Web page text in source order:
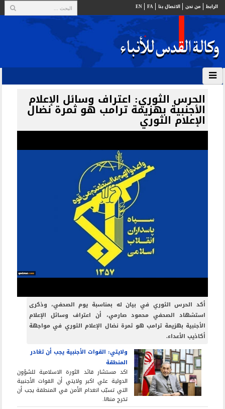
الرابط من نحن الاتصال بنا FA
EN
الحرس الثوري: اعتراف وسائل الإعلام
الأجنبية بهزيمة ترامب هو ثمرة نضال
الإعلام الثوري
أكد الحرس الثوري في بيان له بمناسبة يوم الصحفي، وذكرى
استشهاد الصحفي محمود صارمي، أن اعتراف وسائل الإعلام
الأجنبية بهزيمة ترامب هو ثمرة نضال الإعلام الثوري في مواجهة
أكاذيب الأعداء.
ولايتي: القوات الأجنبية يجب أن تغادر
المنطقة
اكد مستشار قائد الثورة الاسلامية للشؤون
الدولية علي اكبر ولايتي أن القوات الأجنبية
التي تسبّب انعدام الأمن في المنطقة يجب أن
تخرج منها.